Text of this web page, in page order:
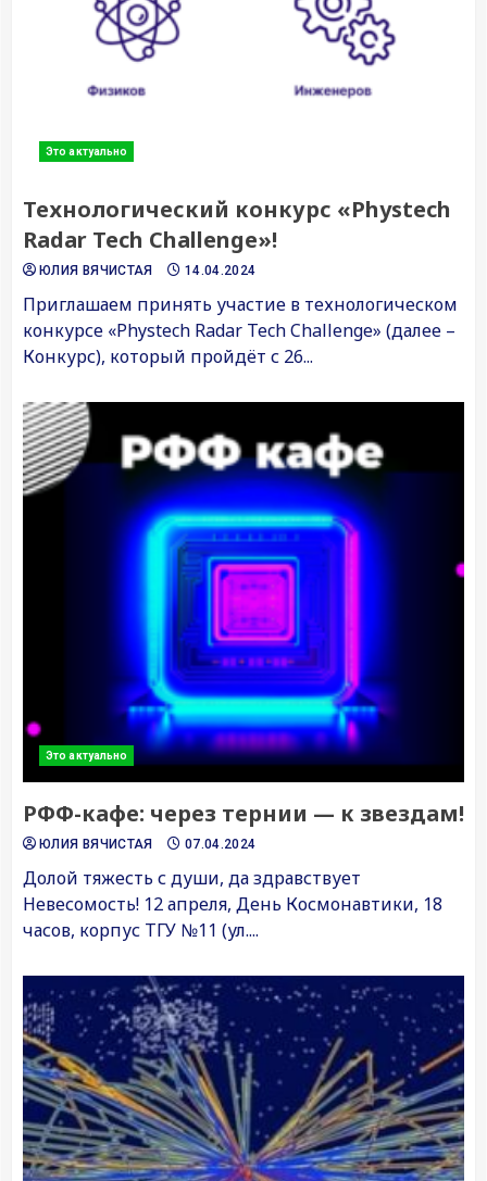
Это актуально
Технологический конкурс «Phystech
Radar Tech Challenge»!
ЮЛИЯ ВЯЧИСТАЯ 14.04.2024
Приглашаем принять участие в технологическом
конкурсе «Phystech Radar Tech Challenge» (далее –
Конкурс), который пройдёт с 26...
Это актуально
РФФ-кафе: через тернии — к звездам!
ЮЛИЯ ВЯЧИСТАЯ 07.04.2024
Долой тяжесть с души, да здравствует
Невесомость! 12 апреля, День Космонавтики, 18
часов, корпус ТГУ №11 (ул....